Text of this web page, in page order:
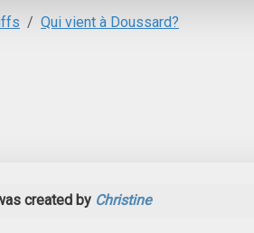
Qui vient à Doussard?
created by Christine